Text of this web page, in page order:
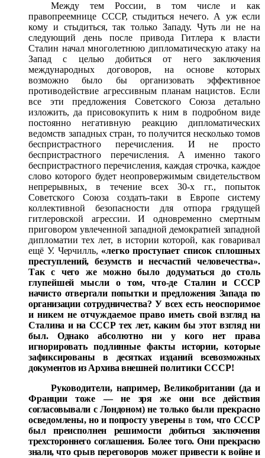
Между тем России, в том числе и как
правопреемнице СССР, стыдиться нечего. А уж если
кому и стыдиться, так только Западу. Чуть ли не на
следующий день после привода Гитлера к власти
Сталин начал многолетнюю дипломатическую атаку на
Запад с целью добиться от него заключения
международных договоров, на основе которых
возможно было бы организовать эффективное
противодействие агрессивным планам нацистов. Если
все эти предложения Советского Союза детально
изложить, да присовокупить к ним в подробном виде
постоянно негативную реакцию дипломатических
ведомств западных стран, то получится несколько томов
беспристрастного перечисления. И не просто
беспристрастного перечисления. А именно такого
беспристрастного перечисления, каждая строчка, каждое
слово которого будет неопровержимым свидетельством
непрерывных, в течение всех 30-х гг., попыток
Советского Союза создать-таки в Европе систему
коллективной безопасности для отпора грядущей
гитлеровской агрессии. И одновременно смертным
приговором увлеченной западной демократией западной
дипломатии тех лет, в истории которой, как говаривал
ещёУ. Черчилль, «легко проступает список сплошных
преступлений, безумств и несчастий человечества».
Так с чего жеможно было додуматься до столь
глупейшей мысли о том,что-де Сталин и СССР
начисто отвергали попытки и предложения Запада по
организации сотрудничества? У всех есть неоспоримое
и никем не отчуждаемое право иметь свойвзгляд на
Сталина и на СССР тех лет, каким бы этот взглядни
был. Однако абсолютно ни у кого нет права
игнорировать подлинные факты истории, которые
зафиксированы в десятках изданий всевозможных
документов из Архива внешней политики СССР!
Руководители, например, Великобритании (да и
Франции тоже — не зря же они все действия
согласовывали с Лондоном) не только были прекрасно
осведомлены, но и попросту увереныв том, что СССР
был преисполнен решимости добиться заключения
трехстороннего соглашения. Более того.Они прекрасно
знали, что срыв переговоров может привести к войне и